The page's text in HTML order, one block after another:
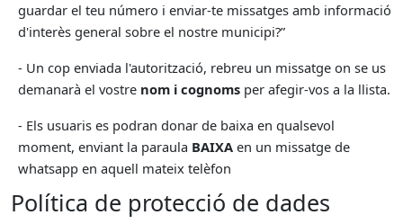
guardar el teu número i enviar-te missatges amb informació
d'interès general sobre el nostre municipi?”
- Un cop enviada l'autorització, rebreu un missatge on se us
demanarà el vostre nom i cognoms per afegir-vos a la llista.
- Els usuaris es podran donar de baixa en qualsevol
moment, enviant la paraula BAIXA en un missatge de
whatsapp en aquell mateix telèfon
Política de protecció de dades